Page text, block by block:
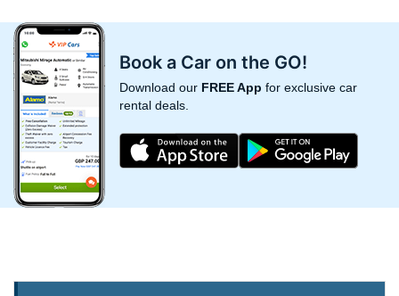
Book a Car on the GO!
Download our FREE App for exclusive car
rental deals.